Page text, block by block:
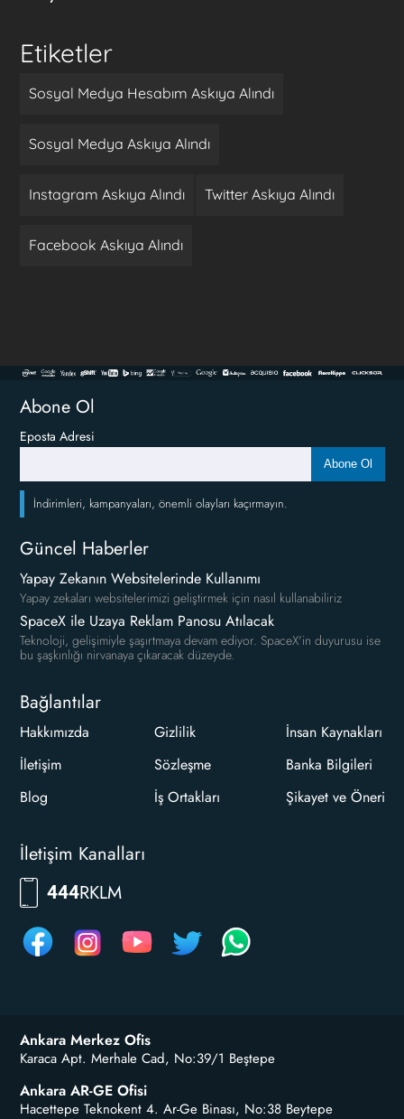
Etiketler
Sosyal Medya Hesabım Askıya Alındı
Sosyal Medya Askıya Alındı
Instagram Askıya Alındı Twitter Askıya Alındı
Facebook Askıya Alındı
Abone Ol
Eposta Adresi
Abone Ol
İndirimleri, kampanyaları, önemli olayları kaçırmayın.
Güncel Haberler
Yapay Zekanın Websitelerinde Kullanımı
Yapay zekaları websitelerimizi geliştirmek için nasıl kullanabiliriz
SpaceX ile Uzaya Reklam Panosu Atılacak
Teknoloji, gelişimiyle şaşırtmaya devam ediyor. SpaceX'in duyurusu ise
bu şaşkınlığı nirvanaya çıkaracak düzeyde.
Bağlantılar
Hakkımızda
İletişim
Blog
Gizlilik
Sözleşme
İş Ortakları
İnsan Kaynakları
Banka Bilgileri
Şikayet ve Öneri
İletişim Kanalları
444RKLM
Ankara Merkez Ofis
Karaca Apt. Merhale Cad, No:39/1 Beştepe
Ankara AR-GE Ofisi
Hacettepe Teknokent 4. Ar-Ge Binası, No:38 Beytepe